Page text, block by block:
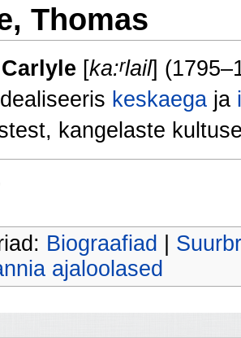
Thomas
[ka:rlail]
keskaega ja
kangelaste
Biograafiad
ajaloolased